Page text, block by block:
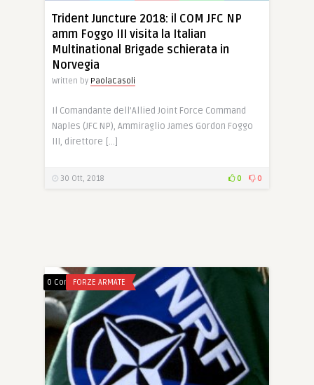
Trident Juncture 2018: il COM JFC NP
amm Foggo III visita la Italian
Multinational Brigade schierata in
Norvegia
Written by PaolaCasoli
Il Comandante dell’Allied Joint Force Command
Naples (JFC NP), Ammiraglio James Gordon Foggo
III, direttore […]
30 Ott, 2018 0 0
0 CommentsFORZE ARMATE